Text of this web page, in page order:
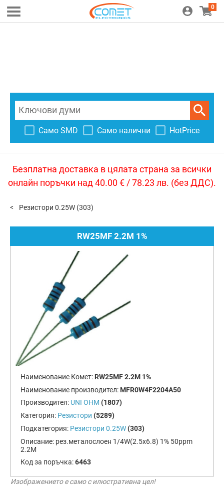
0
Само SMD Само налични HotPrice
Безплатна доставка в цялата страна за всички
онлайн поръчки над 40.00 € / 78.23 лв. (без ДДС).
Резистори 0.25W (303)
RW25MF 2.2M 1%
Наименование Комет: RW25MF 2.2M 1%
Наименование производител: MFR0W4F2204A50
Производител: UNI OHM (1807)
Категория: Резистори (5289)
Подкатегория: Резистори 0.25W (303)
Описание: рез.металослоен 1/4W(2.5x6.8) 1% 50ppm
2.2M
Код за поръчка:6463
Изображението е само с илюстративна цел!